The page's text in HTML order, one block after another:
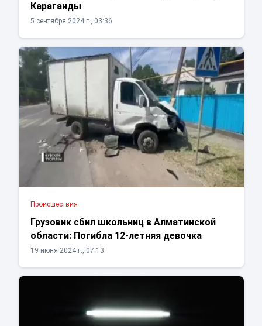
Караганды
5 сентября 2024 г., 03:36
Проиcшествия
Грузовик сбил школьниц в Алматинской
области: Погибла 12-летняя девочка
19 июня 2024 г., 07:13